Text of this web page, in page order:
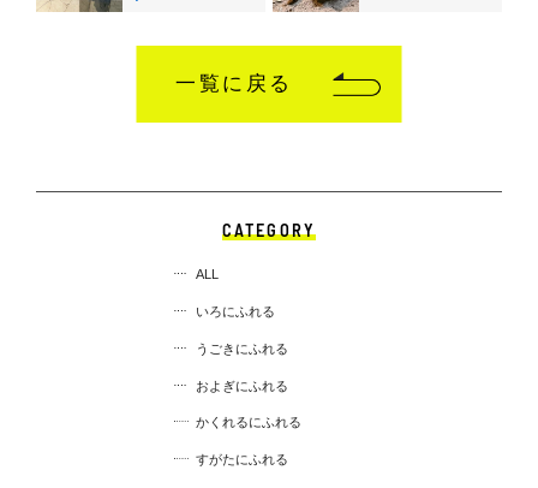
一覧に戻る
CATEGORY
ALL
いろにふれる
うごきにふれる
およぎにふれる
かくれるにふれる
すがたにふれる